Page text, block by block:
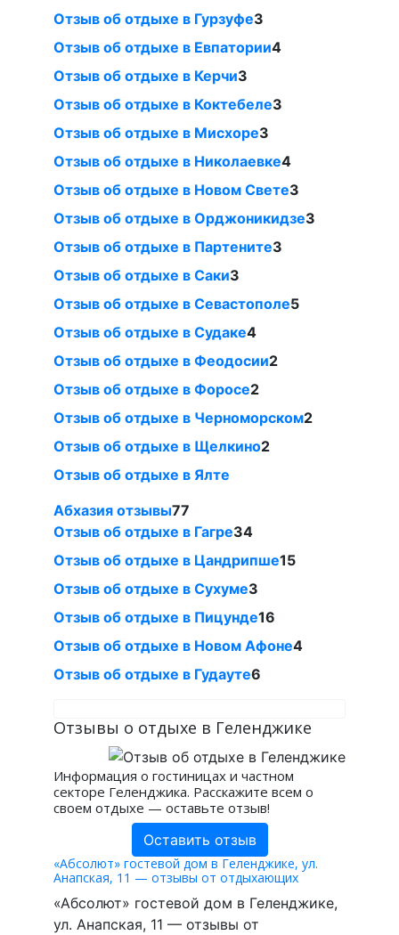
Отзыв об отдыхе в Гурзуфе3
Отзыв об отдыхе в Евпатории4
Отзыв об отдыхе в Керчи3
Отзыв об отдыхе в Коктебеле3
Отзыв об отдыхе в Мисхоре3
Отзыв об отдыхе в Николаевке4
Отзыв об отдыхе в Новом Свете3
Отзыв об отдыхе в Орджоникидзе3
Отзыв об отдыхе в Партените3
Отзыв об отдыхе в Саки3
Отзыв об отдыхе в Севастополе5
Отзыв об отдыхе в Судаке4
Отзыв об отдыхе в Феодосии2
Отзыв об отдыхе в Форосе2
Отзыв об отдыхе в Черноморском2
Отзыв об отдыхе в Щелкино2
Отзыв об отдыхе в Ялте
Абхазия отзывы77
Отзыв об отдыхе в Гагре34
Отзыв об отдыхе в Цандрипше15
Отзыв об отдыхе в Сухуме3
Отзыв об отдыхе в Пицунде16
Отзыв об отдыхе в Новом Афоне4
Отзыв об отдыхе в Гудауте6
Отзывы о отдыхе в Геленджике
Информация о гостиницах и частном
секторе Геленджика. Расскажите всем о
своем отдыхе — оставьте отзыв!
Оставить отзыв
«Абсолют» гостевой дом в Геленджике, ул.
Анапская, 11 — отзывы от отдыхающих
«Абсолют» гостевой дом в Геленджике,
ул. Анапская, 11 — отзывы от